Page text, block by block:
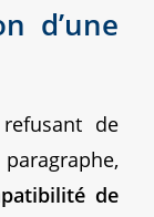
d’une
de
de